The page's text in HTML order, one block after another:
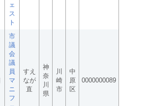
ェ
ス
ト
市
議
会
議
員
マ
ニ
フ
すえ
なが
直
神
奈
川
県
川
崎
市
中
原
区
0000000089